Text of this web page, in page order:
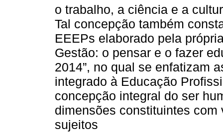
o trabalho, a ciência e a
Tal concepção também
EEEPs elaborado pela
Gestão: o pensar e o fazer
2014”, no qual se enfatizam
integrado à Educação
concepção integral do ser
dimensões constituintes
sujeitos